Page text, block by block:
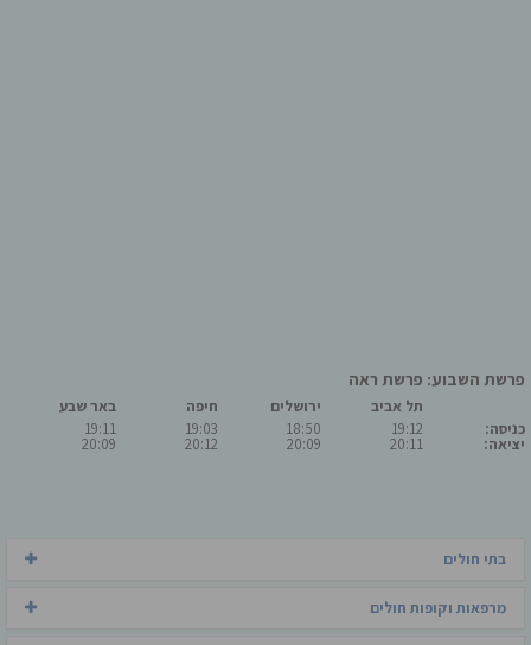
פרשת השבוע: פרשת ראה
כניסה:
יציאה:
תל אביב
19:12
20:11
ירושלים
18:50
20:09
חיפה
19:03
20:12
באר שבע
19:11
20:09
בתי חולים
מרפאות וקופות חולים